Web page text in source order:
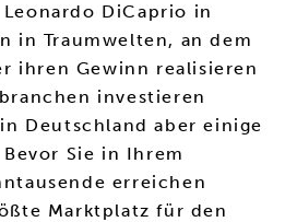
DiCaprio in
in Traumwelten, an dem
ihren Gewinn realisieren
investieren
Deutschland aber einige
Sie in Ihrem
erreichen
Marktplatz für den